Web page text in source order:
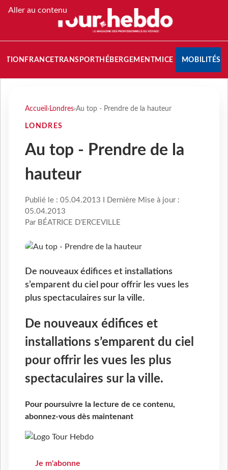
Aller au contenu
FRANCETRANSPORT HÉBERGEMENTMICE MOBILITÉS
Accueil › Londres›Au top - Prendre de la hauteur
LONDRES
Au top - Prendre de la
hauteur
Publié le : 05.04.2013 I Dernière Mise à jour :
05.04.2013
Par BÉATRICE D’ERCEVILLE
De nouveaux édifices et installations
s’emparent du ciel pour offrir les vues les
plus spectaculaires sur la ville.
De nouveaux édifices et
installations s’emparent du ciel
pour offrir les vues les plus
spectaculaires sur la ville.
Pour poursuivre la lecture de ce contenu,
abonnez-vous dès maintenant
Je m'abonne